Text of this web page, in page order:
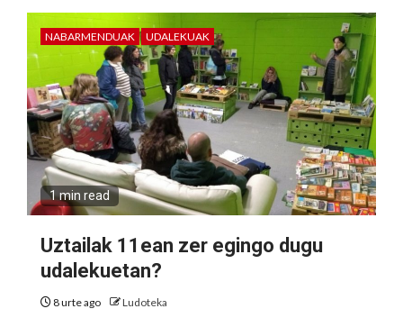
NABARMENDUAK UDALEKUAK
1 min read
Uztailak 11ean zer egingo dugu
udalekuetan?
8 urte ago Ludoteka